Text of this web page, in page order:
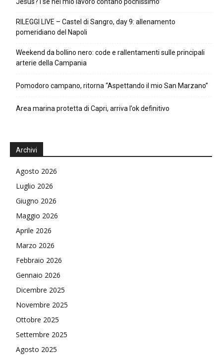
RILEGGI LIVE – Castel di Sangro, day 9: allenamento
pomeridiano del Napoli
Weekend da bollino nero: code e rallentamenti sulle principali
arterie della Campania
Pomodoro campano, ritorna “Aspettando il mio San Marzano”
Area marina protetta di Capri, arriva l’ok definitivo
Archivi
Agosto 2026
Luglio 2026
Giugno 2026
Maggio 2026
Aprile 2026
Marzo 2026
Febbraio 2026
Gennaio 2026
Dicembre 2025
Novembre 2025
Ottobre 2025
Settembre 2025
Agosto 2025